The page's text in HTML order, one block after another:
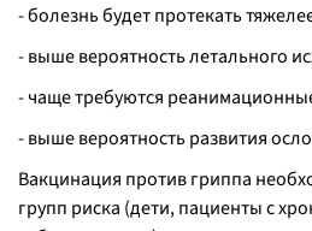
- болезнь будет протекать
- выше вероятность летального
- чаще требуются
- выше вероятность развития
Вакцинация против гриппа
групп риска (дети, пациенты с